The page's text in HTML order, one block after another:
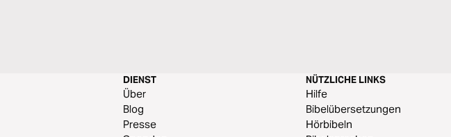
DIENST
Über
Blog
Presse
NÜTZLICHE LINKS
Hilfe
Bibelübersetzungen
Hörbibeln